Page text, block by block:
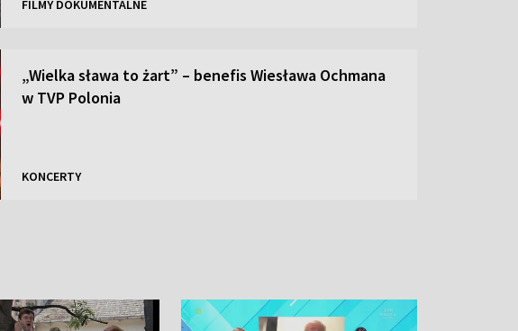
FILMY DOKUMENTALNE
„Wielka sława to żart” – benefis Wiesława Ochmana
w TVP Polonia
KONCERTY